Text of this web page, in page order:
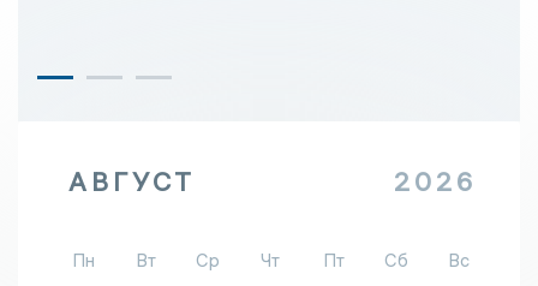
АВГУСТ 2026
Пн Вт Ср Чт Пт Сб
Вс